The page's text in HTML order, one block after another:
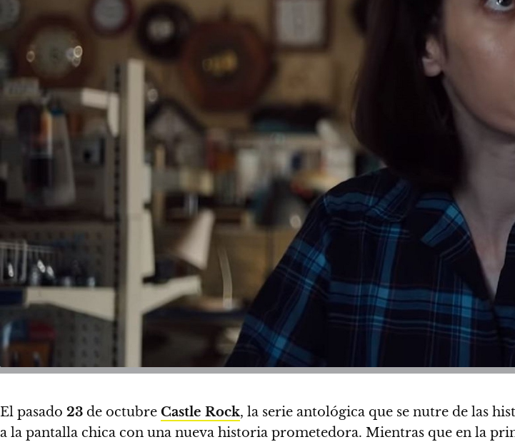
El pasado 23 de octubre Castle Rock, la serie antológica que se nutre de las
a la pantalla chica con una nueva historia prometedora. Mientras que en la